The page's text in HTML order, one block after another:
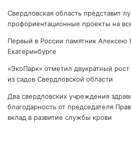
Свердловская область представит
профориентационные проекты на
Первый в России памятник Алексею
Екатеринбурге
«ЭкоПарк» отметил двукратный
из садов Свердловской области
Два свердловских учреждения
благодарность от председателя
вклад в развитие службы крови